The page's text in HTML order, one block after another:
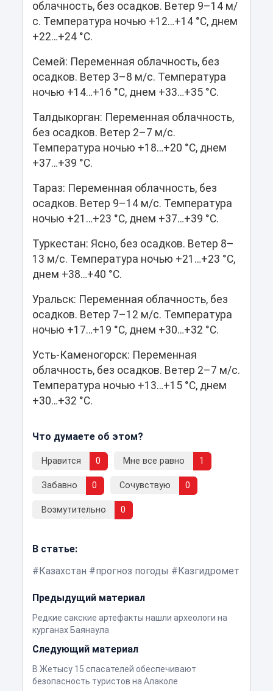
облачность, без осадков. Ветер 9–14 м/
с. Температура ночью +12…+14 °C, днем
+22…+24 °C.
Семей: Переменная облачность, без
осадков. Ветер 3–8 м/с. Температура
ночью +14…+16 °C, днем +33…+35 °C.
Талдыкорган: Переменная облачность,
без осадков. Ветер 2–7 м/с.
Температура ночью +18…+20 °C, днем
+37…+39 °C.
Тараз: Переменная облачность, без
осадков. Ветер 9–14 м/с. Температура
ночью +21…+23 °C, днем +37…+39 °C.
Туркестан: Ясно, без осадков. Ветер 8–
13 м/с. Температура ночью +21…+23 °C,
днем +38…+40 °C.
Уральск: Переменная облачность, без
осадков. Ветер 7–12 м/с. Температура
ночью +17…+19 °C, днем +30…+32 °C.
Усть-Каменогорск: Переменная
облачность, без осадков. Ветер 2–7 м/с.
Температура ночью +13…+15 °C, днем
+30…+32 °C.
Что думаете об этом?
Нравится 0 Мне все равно 1
Забавно 0 Сочувствую 0
Возмутительно 0
В статье:
Казахстан
прогноз погоды Казгидромет
Предыдущий материал
Редкие сакские артефакты нашли археологи на
курганах Баянаула
Следующий материал
В Жетысу 15 спасателей обеспечивают
безопасность туристов на Алаколе